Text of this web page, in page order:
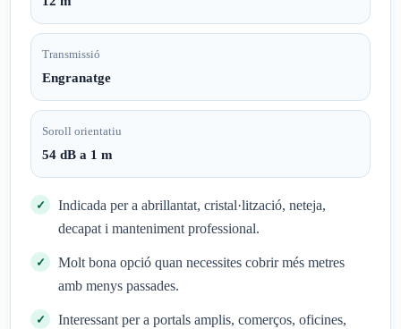
Transmissió
Engranatge
Soroll orientatiu
54 dB a 1 m
Indicada per a abrillantat, cristal·lització, neteja,
decapat i manteniment professional.
Molt bona opció quan necessites cobrir més metres
amb menys passades.
Interessant per a portals amplis, comerços, oficines,